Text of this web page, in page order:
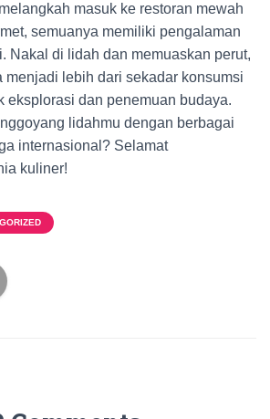
masuk ke restoran mewah
semuanya memiliki pengalaman
Nakal di lidah dan memuaskan perut,
menjadi lebih dari sekadar konsumsi
dan penemuan budaya.
lidahmu dengan berbagai
internasional? Selamat
kuliner!